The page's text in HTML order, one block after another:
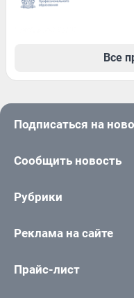
Все
Подписаться на
Сообщить новость
Рубрики
Реклама на сайте
Прайс-лист